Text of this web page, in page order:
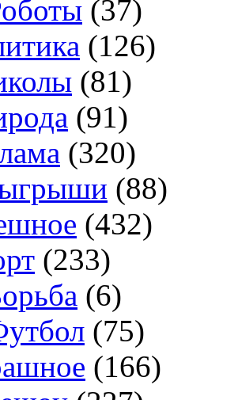
(37)
(126)
(81)
(91)
(320)
(88)
(432)
(233)
(6)
(75)
(166)